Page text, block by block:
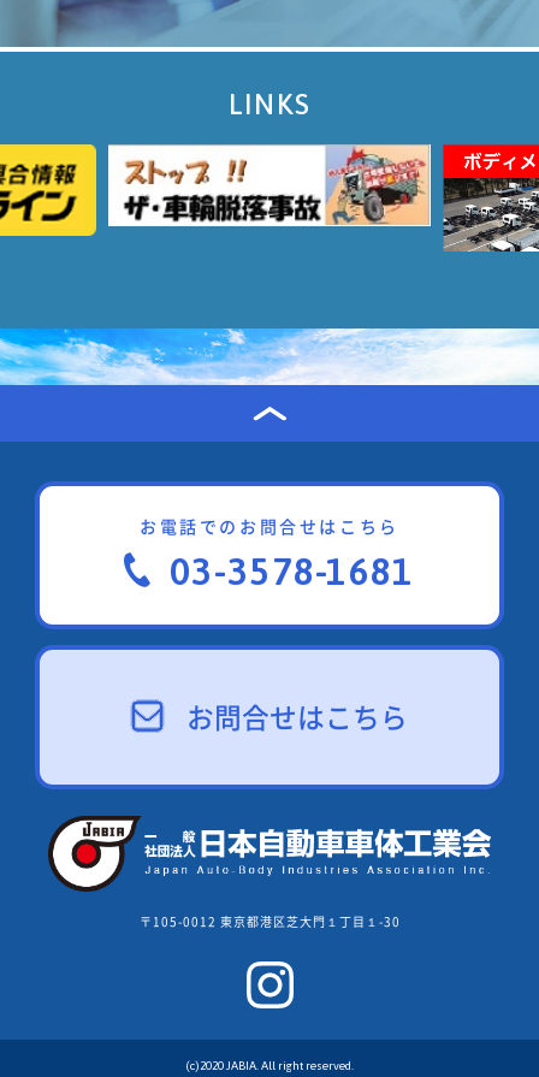
LINKS
お電話でのお問合せはこちら
03-3578-1681
お問合せはこちら
〒105-0012 東京都港区芝大門１丁目１-30
(c)2020 JABIA. All right reserved.